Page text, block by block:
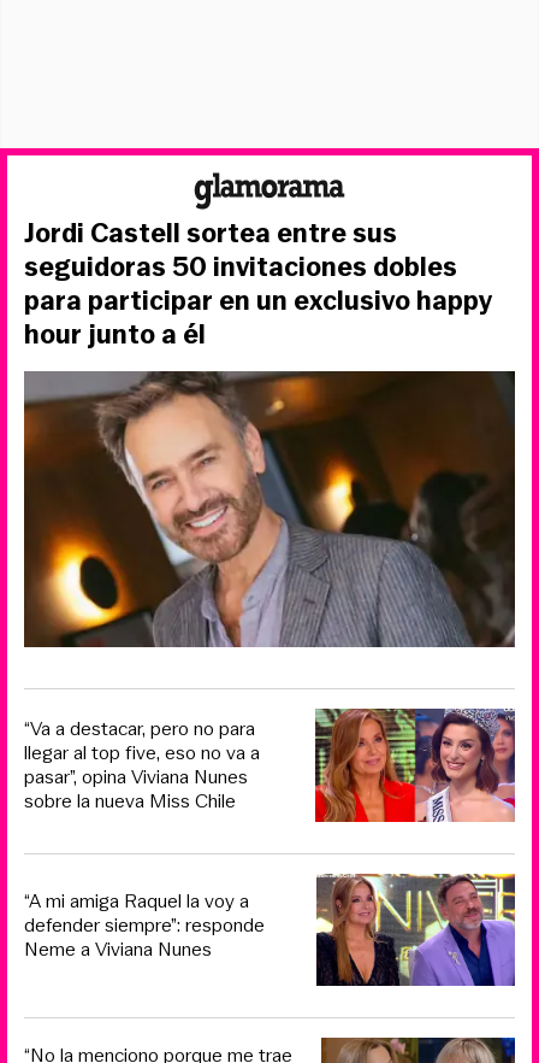
Jordi Castell sortea entre sus
seguidoras 50 invitaciones dobles
para participar en un exclusivo happy
hour junto a él
“Va a destacar, pero no para
llegar al top five, eso no va a
pasar”, opina Viviana Nunes
sobre la nueva Miss Chile
“A mi amiga Raquel la voy a
defender siempre”: responde
Neme a Viviana Nunes
“No la menciono porque me trae